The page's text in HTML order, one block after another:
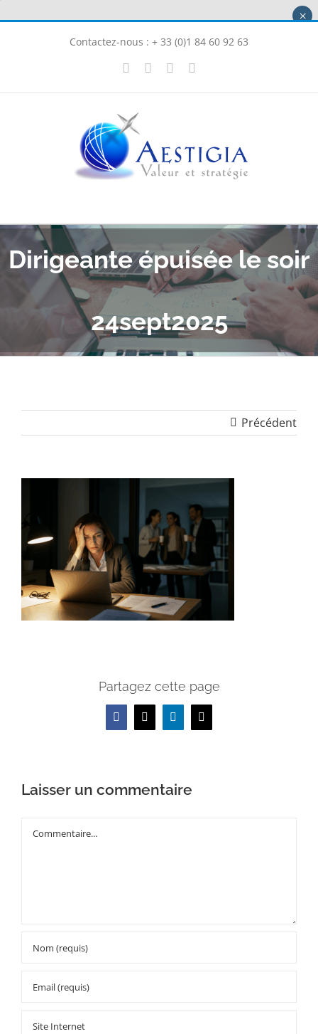
Contactez-nous : + 33 (0)1 84 60 92 63
LinkedInInstagram
Dirigeante épuisée le soir
24sept2025
Précédent
Partagez cette page
Facebook
X LinkedInEmail
Laisser un commentaire
Commentaire
×